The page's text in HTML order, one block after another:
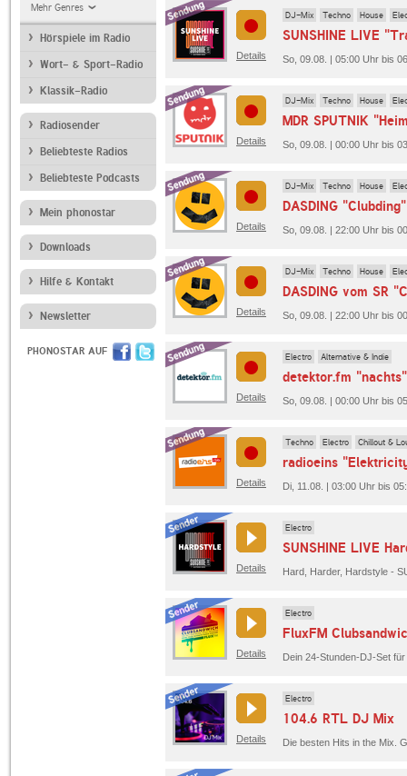
Mehr Genres
Hörspiele im Radio
Wort- & Sport-Radio
Klassik-Radio
Radiosender
Beliebteste Radios
Beliebteste Podcasts
Mein phonostar
Downloads
Hilfe & Kontakt
Newsletter
PHONOSTAR AUF
Details
DJ-Mix Techno House
SUNSHINE LIVE
So, 09.08. | 05:00 Uhr bis
Details
DJ-Mix Techno House
MDR SPUTNIK
So, 09.08. | 00:00 Uhr bis
Details
DJ-Mix Techno House
DASDING "Clubding"
So, 09.08. | 22:00 Uhr bis
Details
DJ-Mix Techno House
DASDING vom SR
So, 09.08. | 22:00 Uhr bis
Details
Electro Alternative & Indie
detektor.fm "nachts"
So, 09.08. | 00:00 Uhr bis
Details
Techno Electro Chillout &
radioeins
Di, 11.08. | 03:00 Uhr bis
Details
Electro
SUNSHINE LIVE
Details
Electro
FluxFM
Details
Electro
104.6 RTL DJ Mix